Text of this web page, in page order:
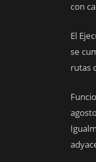
con
El
se
rutas